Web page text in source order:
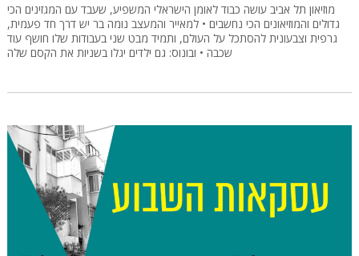
מוזיאון תל אביב עושה כבוד לאומן הישראלי המשפיע, שעבד עם המגזינים הכי
גדולים והמוזיאונים הכי נחשבים • למאייר והמעצב נומה בר יש דרך חד פעמית,
גרפית וצבעונית להסתכל על העולם, ותמיד מבט שני בעבודות שלו חושף עוד
שכבה • ובונוס: גם ילדים יגלו בשניות את הקסם שלה